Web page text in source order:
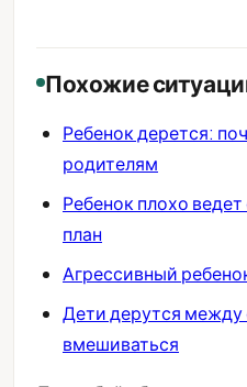
Похожие
Ребенок дерется:
родителям
Ребенок плохо
план
Агрессивный
Дети дерутся между
вмешиваться